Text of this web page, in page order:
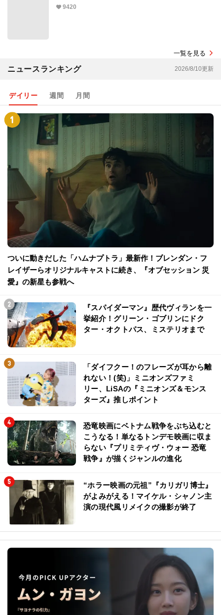
9420
一覧を見る
ニュースランキング 2026/8/10更新
デイリー 週間 月間
ついに動きだした「ハムナプトラ」最新作！ブレンダン・フ
レイザーらオリジナルキャストに続き、『オブセッション 災
愛』の新星も参戦へ
『スパイダーマン』歴代ヴィランを一
挙紹介！グリーン・ゴブリンにドク
ター・オクトパス、ミステリオまで
「ダイフクー！のフレーズが耳から離
れない！(笑)」ミニオンズファミ
リー、LiSAの『ミニオンズ＆モンス
ターズ』推しポイント
恐竜映画にベトナム戦争をぶち込むと
こうなる！単なるトンデモ映画に収ま
らない『プリミティヴ・ウォー 恐竜
戦争』が描くジャンルの進化
“ホラー映画の元祖”『カリガリ博士』
がよみがえる！マイケル・シャノン主
演の現代風リメイクの撮影が終了